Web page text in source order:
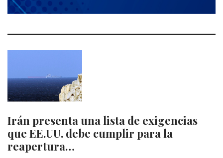
Irán presenta una lista de exigencias
que EE.UU. debe cumplir para la
reapertura…